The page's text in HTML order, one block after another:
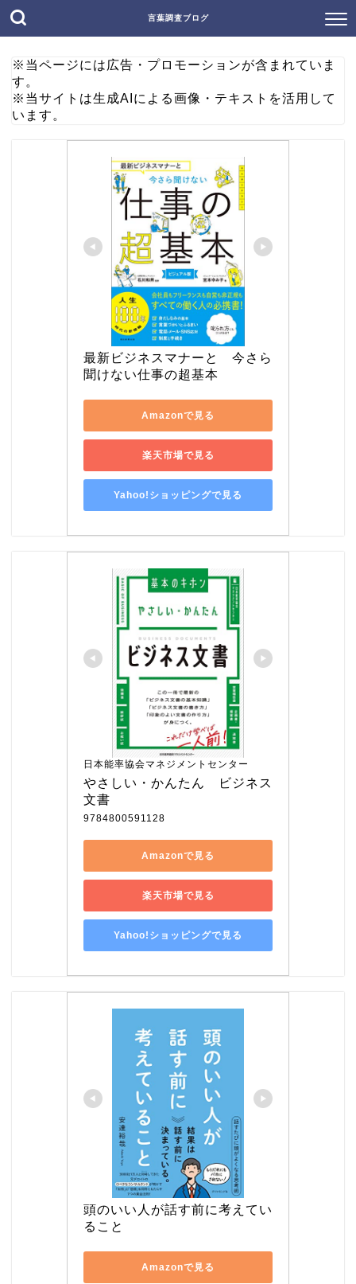
言葉調査ブログ
※当ページには広告・プロモーションが含まれていま
す。
※当サイトは生成AIによる画像・テキストを活用して
います。
最新ビジネスマナーと　今さら
聞けない仕事の超基本
Amazonで見る
楽天市場で見る
Yahoo!ショッピングで見る
日本能率協会マネジメントセンター
やさしい・かんたん　ビジネス
文書
9784800591128
Amazonで見る
楽天市場で見る
Yahoo!ショッピングで見る
頭のいい人が話す前に考えてい
ること
Amazonで見る